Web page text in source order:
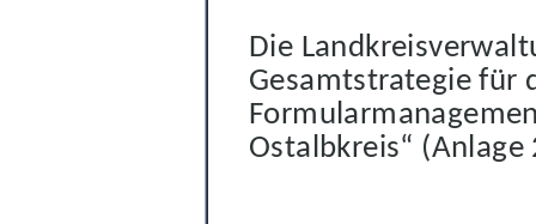
Die
Gesamtstrategie für
Ostalbkreis“